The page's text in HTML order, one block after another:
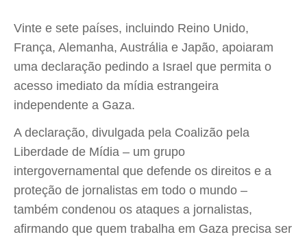
Vinte e sete países, incluindo Reino Unido,
França, Alemanha, Austrália e Japão, apoiaram
uma declaração pedindo a Israel que permita o
acesso imediato da mídia estrangeira
independente a Gaza.
A declaração, divulgada pela Coalizão pela
Liberdade de Mídia – um grupo
intergovernamental que defende os direitos e a
proteção de jornalistas em todo o mundo –
também condenou os ataques a jornalistas,
afirmando que quem trabalha em Gaza precisa ser